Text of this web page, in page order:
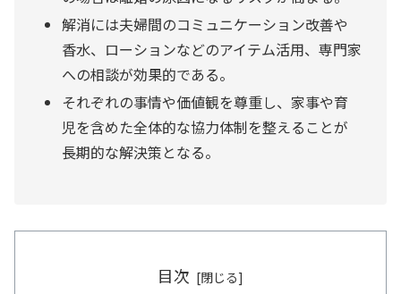
解消には夫婦間のコミュニケーション改善や
香水、ローションなどのアイテム活用、専門家
への相談が効果的である。
それぞれの事情や価値観を尊重し、家事や育
児を含めた全体的な協力体制を整えることが
長期的な解決策となる。
目次